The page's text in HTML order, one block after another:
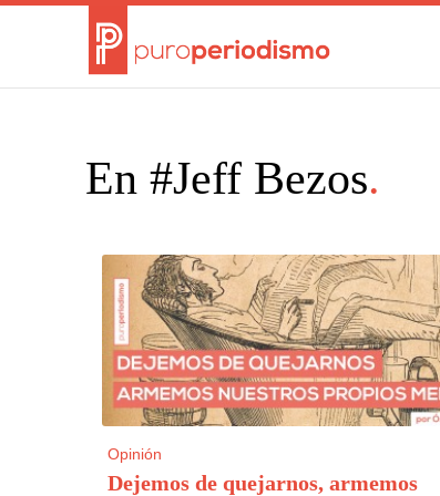
En #Jeff Bezos.
Opinión
Dejemos de quejarnos, armemos